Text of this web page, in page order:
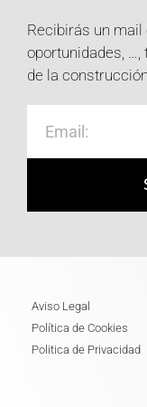
Recibirás un mail
oportunidades,
de la construcción.
Aviso Legal
Política de Cookies
Politica de Privacidad